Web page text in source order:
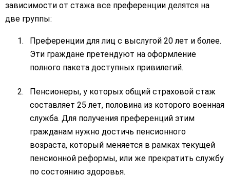
зависимости от стажа все преференции делятся на
две группы:
Преференции для лиц с выслугой 20 лет и более.
Эти граждане претендуют на оформление
полного пакета доступных привилегий.
Пенсионеры, у которых общий страховой стаж
составляет 25 лет, половина из которого военная
служба. Для получения преференций этим
гражданам нужно достичь пенсионного
возраста, который меняется в рамках текущей
пенсионной реформы, или же прекратить службу
по состоянию здоровья.